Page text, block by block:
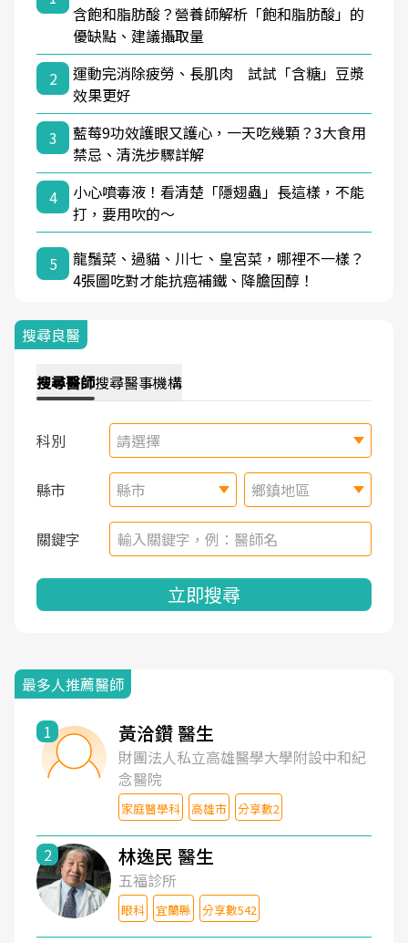
含飽和脂肪酸？營養師解析「飽和脂肪酸」的
優缺點、建議攝取量
2
運動完消除疲勞、長肌肉 試試「含糖」豆漿
效果更好
3
藍莓9功效護眼又護心，一天吃幾顆？3大食用
禁忌、清洗步驟詳解
4
小心噴毒液！看清楚「隱翅蟲」長這樣，不能
打，要用吹的～
5
龍鬚菜、過貓、川七、皇宮菜，哪裡不一樣？
4張圖吃對才能抗癌補鐵、降膽固醇！
搜尋良醫
搜尋醫師搜尋醫事機構
科別 請選擇
縣市 縣市 鄉鎮地區
關鍵字
立即搜尋
最多人推薦醫師
1 黃洽鑽 醫生
財團法人私立高雄醫學大學附設中和紀
念醫院
家庭醫學科 高雄市 分享數2
2 林逸民 醫生
五福診所
眼科 宜蘭縣 分享數542